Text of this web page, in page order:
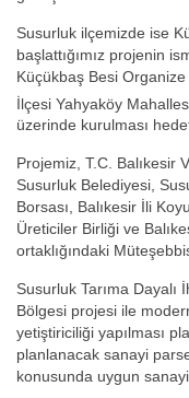
Susurluk ilçemizde ise
başlattığımız projenin
Küçükbaş Besi
İlçesi Yahyaköy
üzerinde kurulması
Projemiz, T.C. Balıkesir
Susurluk Belediyesi,
Borsası, Balıkesir İli
Üreticiler Birliği ve
ortaklığındaki
Susurluk Tarıma
Bölgesi projesi ile
yetiştiriciliği yapılması
planlanacak sanayi
konusunda uygun